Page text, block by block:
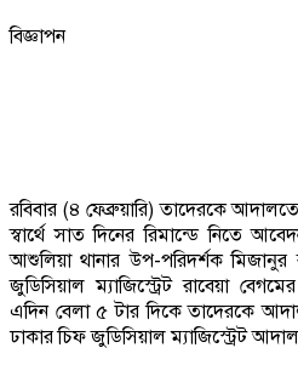
বিজ্ঞাপন
রবিবার (৪ ফেব্রুয়ারি) তাদেরকে
স্বার্থে সাত দিনের রিমান্ডে নিতে
আশুলিয়া থানার উপ-পরিদর্শক মিজানুর
জুডিসিয়াল ম্যাজিস্ট্রেট রাবেয়া
এদিন বেলা ৫ টার দিকে তাদেরকে
ঢাকার চিফ জুডিসিয়াল ম্যাজিস্ট্রেট